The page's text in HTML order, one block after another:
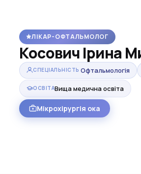
ЛІКАР-ОФТАЛЬМОЛОГ
Косович Ірина
СПЕЦІАЛЬНІСТЬ Офтальмологія
ОСВІТАВища медична освіта
Мікрохірургія ока